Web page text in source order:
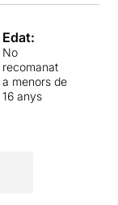
Edat:
No
recomanat
a menors de
16 anys